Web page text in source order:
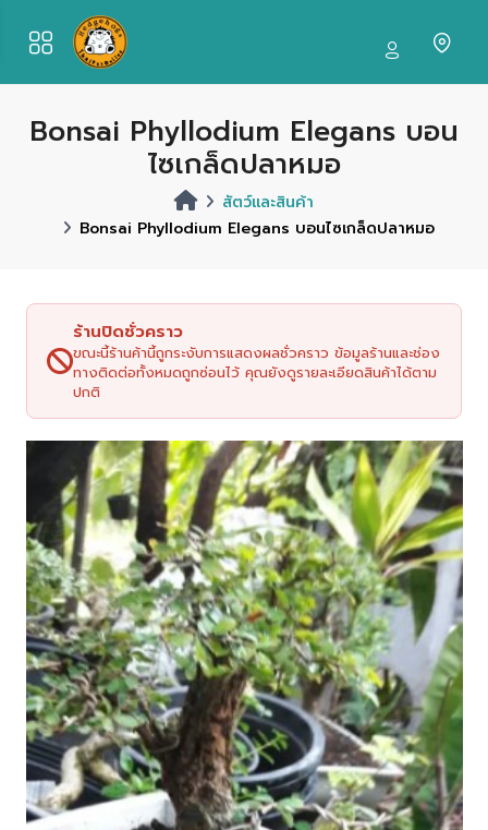
Bonsai Phyllodium Elegans บอน
ไซเกล็ดปลาหมอ
สัตว์และสินค้า
Bonsai Phyllodium Elegans บอนไซเกล็ดปลาหมอ
ร้านปิดชั่วคราว
ขณะนี้ร้านค้านี้ถูกระงับการแสดงผลชั่วคราว ข้อมูลร้านและช่อง
ทางติดต่อทั้งหมดถูกซ่อนไว้ คุณยังดูรายละเอียดสินค้าได้ตาม
ปกติ